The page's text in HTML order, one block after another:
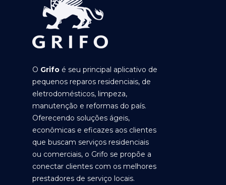
O Grifo é seu principal aplicativo de
pequenos reparos residenciais, de
eletrodomésticos, limpeza,
manutenção e reformas do país.
Oferecendo soluções ágeis,
econômicas e eficazes aos clientes
que buscam serviços residenciais
ou comerciais, o Grifo se propõe a
conectar clientes com os melhores
prestadores de serviço locais.